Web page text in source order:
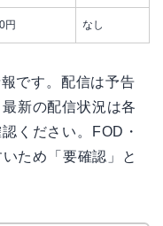
円 なし
です。配信は予告
新の配信状況は各
ください。FOD・
ため「要確認」と